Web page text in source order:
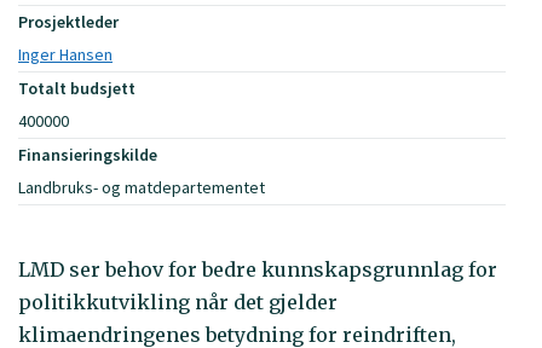
Prosjektleder
Inger Hansen
Totalt budsjett
400000
Finansieringskilde
Landbruks- og matdepartementet
LMD ser behov for bedre kunnskapsgrunnlag for
politikkutvikling når det gjelder
klimaendringenes betydning for reindriften,